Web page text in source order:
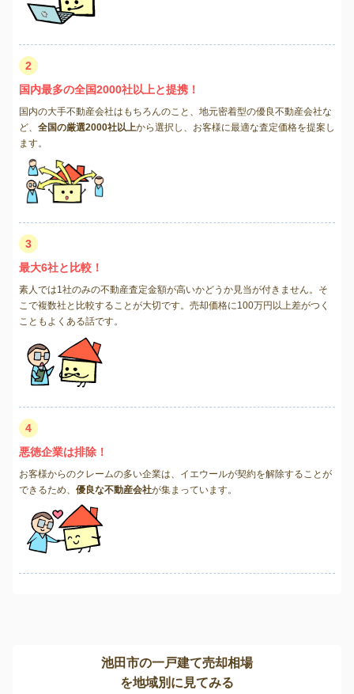
2
国内最多の全国2000社以上と提携！
国内の大手不動産会社はもちろんのこと、地元密着型の優良不動産会社な
ど、 全国の厳選2000社以上から選択し、お客様に最適な査定価格を提案し
ます。
3
最大6社と比較！
素人では1社のみの不動産査定金額が高いかどうか見当が付きません。そ
こで複数社と比較することが大切です。売却価格に100万円以上差がつく
こともよくある話です。
4
悪徳企業は排除！
お客様からのクレームの多い企業は、イエウールが契約を解除することが
できるため、 優良な不動産会社が集まっています。
池田市の一戸建て売却相場
を地域別に見てみる